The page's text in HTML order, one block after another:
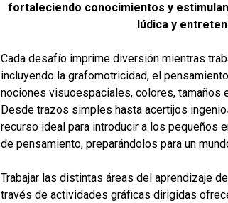
fortaleciendo conocimientos y
lúdica y
Cada desafío imprime diversión mientras
incluyendo la grafomotricidad, el
nociones visuoespaciales, colores, tamaños
Desde trazos simples hasta acertijos
recurso ideal para introducir a los pequeños
de pensamiento, preparándolos para un
Trabajar las distintas áreas del aprendizaje
través de actividades gráficas dirigidas